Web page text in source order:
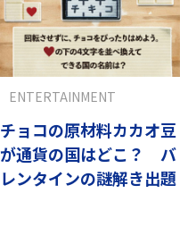
チョコの原材料カカオ豆
が通貨の国はどこ？ バ
レンタインの謎解き出題
ENTERTAINMENT